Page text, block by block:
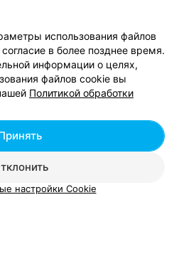
часть, суть которой
компанию
специалиста
использования файлов
в более позднее время.
информации о целях,
файлов cookie вы
Политикой обработки
настройки Cookie